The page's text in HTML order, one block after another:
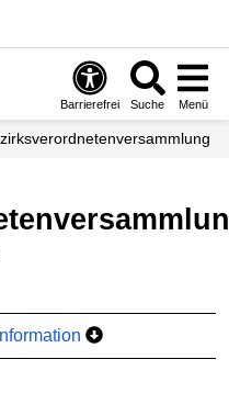
Barrierefrei Suche Menü